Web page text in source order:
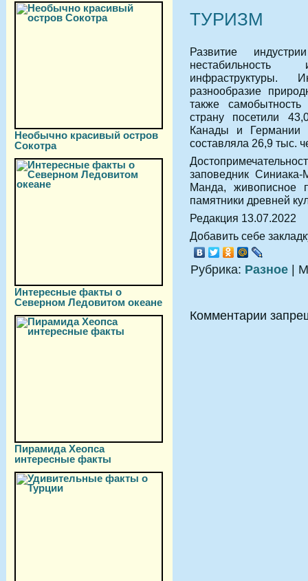
Необычно красивый остров
Сокотра
Интересные факты о
Северном Ледовитом океане
Пирамида Хеопса
интересные факты
ТУРИЗМ
Развитие
инфраструктуры.
разнообразие
также
страну посетили
Канады и Германии
составляла 26,9 тыс.
заповедник
Манда, живописное
памятники древней
Редакция 13.07.2022
Добавить себе
Рубрика: Разное |
Комментарии